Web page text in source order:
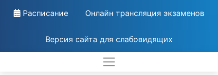
Расписание Онлайн трансляция экзаменов
Версия сайта для слабовидящих